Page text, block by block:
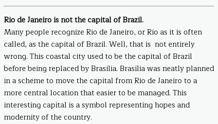
Rio de Janeiro is not the capital of Brazil.
Many people recognize Rio de Janeiro, or Rio as it is often
called, as the capital of Brazil. Well, that is not entirely
wrong. This coastal city used to be the capital of Brazil
before being replaced by Brasilia. Brasilia was neatly planned
in a scheme to move the capital from Rio de Janeiro to a
more central location that easier to be managed. This
interesting capital is a symbol representing hopes and
modernity of the country.